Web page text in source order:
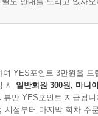
YES포인트 3만원을 드
시 일반회원 300원, 마니
뷰만 YES포인트 지급됩니
시점부터 마지막 회차 주